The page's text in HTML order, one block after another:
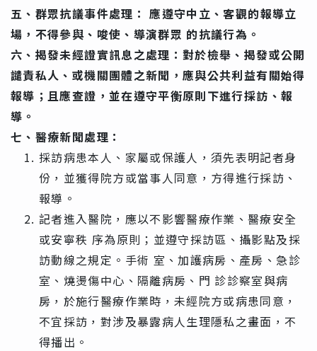
五、群眾抗議事件處理： 應遵守中立、客觀的報導立
場，不得參與、唆使、導演群眾 的抗議行為。
六、揭發未經證實訊息之處理：對於檢舉、揭發或公開
譴責私人、或機關團體之新聞，應與公共利益有關始得
報導；且應查證，並在遵守平衡原則下進行採訪、報
導。
七、醫療新聞處理：
採訪病患本人、家屬或保護人，須先表明記者身
份，並獲得院方或當事人同意，方得進行採訪、
報導。
記者進入醫院，應以不影響醫療作業、醫療安全
或安寧秩 序為原則；並遵守採訪區、攝影點及採
訪動線之規定。手術 室、加護病房、產房、急診
室、燒燙傷中心、隔離病房、門 診診察室與病
房，於施行醫療作業時，未經院方或病患同意，
不宜採訪，對涉及暴露病人生理隱私之畫面，不
得播出。